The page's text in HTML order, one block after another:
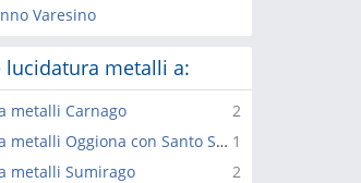
Varesino
lucidatura metalli a:
2
metalli Carnago
1
Pulitura e lucidatura metalli Oggiona con Santo Stefano
2
metalli Sumirago